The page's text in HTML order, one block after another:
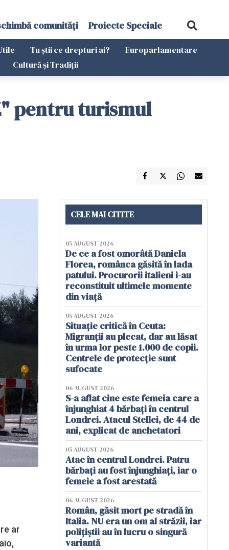
comunități Proiecte Speciale
Tu știi ce drepturi ai?
Europarlamentare
Cultură și Tradiții
pentru turismul
ar
CELE MAI CITITE
05 AUGUST 2026
De ce a fost omorâtă Daniela
Florea, românca găsită în lada
patului. Procurorii italieni i-au
reconstituit ultimele momente
din viață
05 AUGUST 2026
Situație critică în Ceuta:
Migranții au plecat, dar au lăsat
în urma lor peste 1.000 de copii.
Centrele de protecție sunt
sufocate
06 AUGUST 2026
S-a aflat cine este femeia care a
înjunghiat 4 bărbați în centrul
Londrei. Atacul Stellei, de 44 de
ani, explicat de anchetatori
05 AUGUST 2026
Atac în centrul Londrei. Patru
bărbați au fost înjunghiați, iar o
femeie a fost arestată
06 AUGUST 2026
Român, găsit mort pe stradă în
Italia. NU era un om al străzii, iar
polițiștii au în lucru o singură
variantă